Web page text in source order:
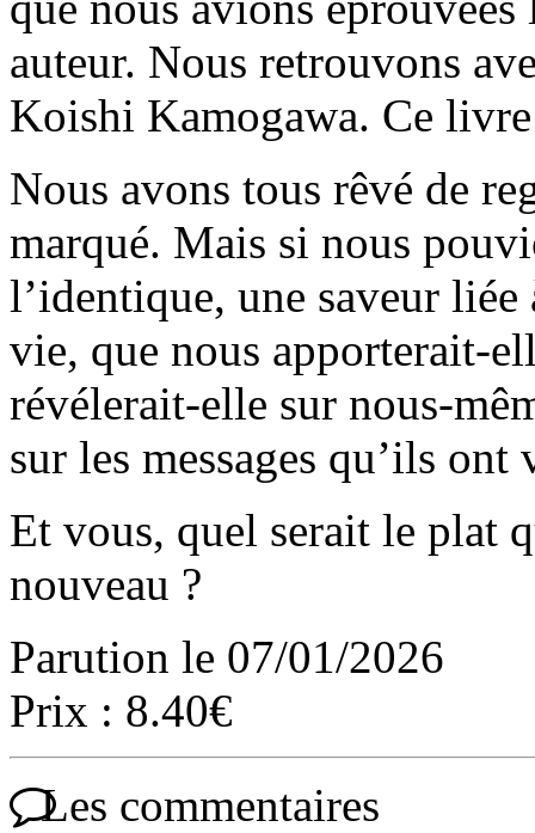
auteur. Nous retrouvons
Koishi Kamogawa. Ce
Nous avons tous rêvé de
marqué. Mais si nous
l’identique, une saveur
vie, que nous apporterait-
révélerait-elle sur nous-
sur les messages qu’ils
Et vous, quel serait le plat
nouveau ?
Parution le 07/01/2026
Prix : 8.40€
Les commentaires